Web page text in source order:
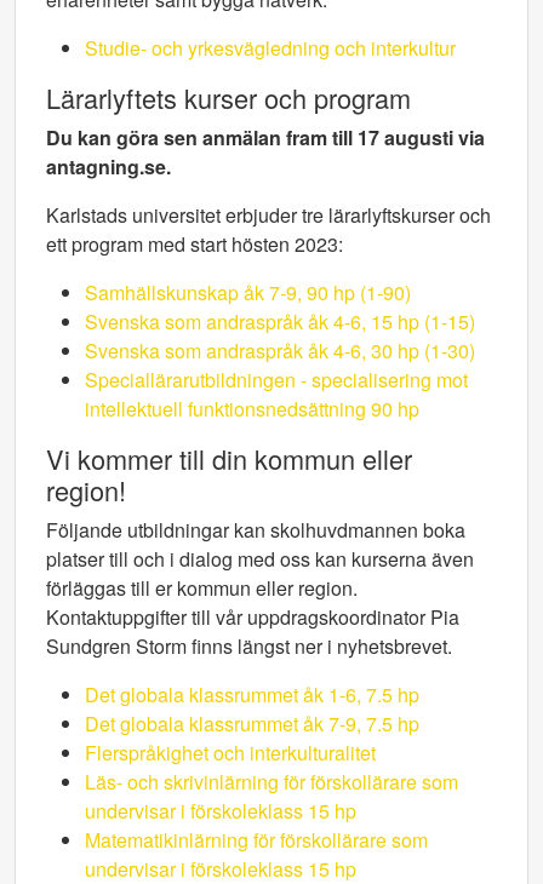
Studie- och yrkesvägledning och interkultur
Lärarlyftets kurser och program
Du kan göra sen anmälan framtill 17 augusti via
antagning.se.
Karlstads universitet erbjuder tre lärarlyftskurser och
ett program med start hösten 2023:
Samhällskunskap åk 7-9, 90 hp (1-90)
Svenska som andraspråk åk 4-6, 15 hp (1-15)
Svenska som andraspråk åk 4-6, 30 hp (1-30)
Speciallärarutbildningen - specialisering mot
intellektuell funktionsnedsättning 90 hp
Vi kommer till din kommun eller
region!
Följande utbildningar kan skolhuvdmannen boka
platser till och i dialog med oss kan kurserna även
förläggas till er kommun eller region.
Kontaktuppgifter till vår uppdragskoordinator Pia
Sundgren Storm finns längst ner i nyhetsbrevet.
Det globala klassrummet åk 1-6, 7.5 hp
Det globala klassrummet åk 7-9, 7.5 hp
Flerspråkighet och interkulturalitet
Läs- och skrivinlärning för förskollärare som
undervisar i förskoleklass 15 hp
Matematikinlärning för förskollärare som
undervisar i förskoleklass 15 hp